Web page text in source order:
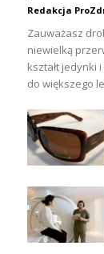
Redakcja
Zauważasz
niewielką
kształt jedynki
do większego